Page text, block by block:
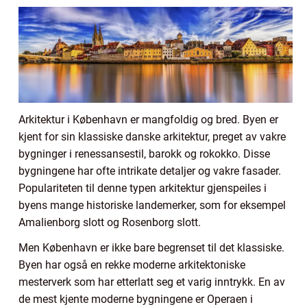
Arkitektur i København er mangfoldig og bred. Byen er
kjent for sin klassiske danske arkitektur, preget av vakre
bygninger i renessansestil, barokk og rokokko. Disse
bygningene har ofte intrikate detaljer og vakre fasader.
Populariteten til denne typen arkitektur gjenspeiles i
byens mange historiske landemerker, som for eksempel
Amalienborg slott og Rosenborg slott.
Men København er ikke bare begrenset til det klassiske.
Byen har også en rekke moderne arkitektoniske
mesterverk som har etterlatt seg et varig inntrykk. En av
de mest kjente moderne bygningene er Operaen i